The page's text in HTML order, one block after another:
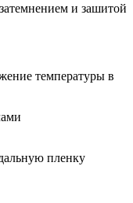
и зашитой
температуры в
пленку